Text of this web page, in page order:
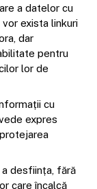
a datelor cu
exista linkuri
dar
pentru
lor de
cu
expres
desființa, fără
care încalcă